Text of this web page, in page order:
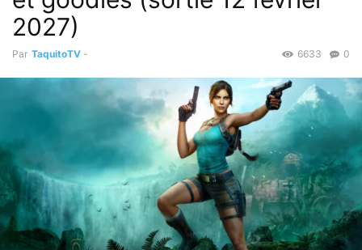
2027)
Par TaquitoTV - 0
6633